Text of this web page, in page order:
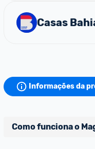
Casas
Informações da
Como funciona o